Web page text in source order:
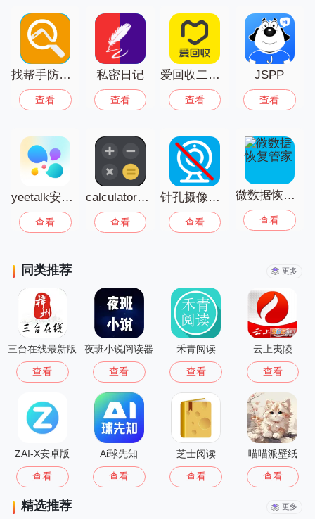
息被泄露。部分软件还提供隐私检测功
能，帮你排查隐私风险。立即下载，开启
你的体验。
找帮手防盗定位找回软件(找帮手机定位软件)
查看
私密日记
查看
爱回收二手交易平台
查看
JSPP
查看
yeetalk安卓版
查看
calculator计算器应用锁
查看
针孔摄像头探测器
查看
微数据恢复管家
查看
同类推荐 更多
三台在线最新版
查看
夜班小说阅读器
查看
禾青阅读
查看
云上夷陵
查看
ZAI-X安卓版
查看
Ai球先知
查看
芝士阅读
查看
喵喵派壁纸
查看
精选推荐 更多